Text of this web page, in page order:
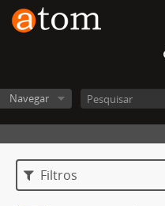
Navegar
Filtros